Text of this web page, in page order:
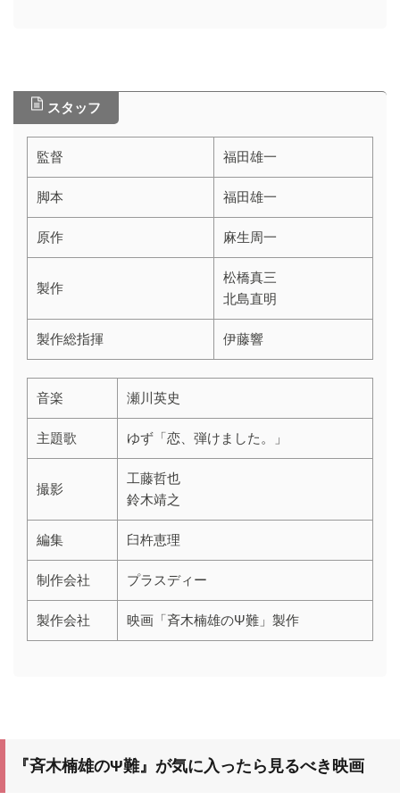
スタッフ
監督 福田雄一
脚本 福田雄一
原作 麻生周一
製作
松橋真三
北島直明
製作総指揮 伊藤響
音楽 瀬川英史
主題歌 ゆず「恋、弾けました。」
撮影
工藤哲也
鈴木靖之
編集 臼杵恵理
制作会社 プラスディー
製作会社 映画「斉木楠雄のΨ難」製作
『斉木楠雄のΨ難』が気に入ったら見るべき映画